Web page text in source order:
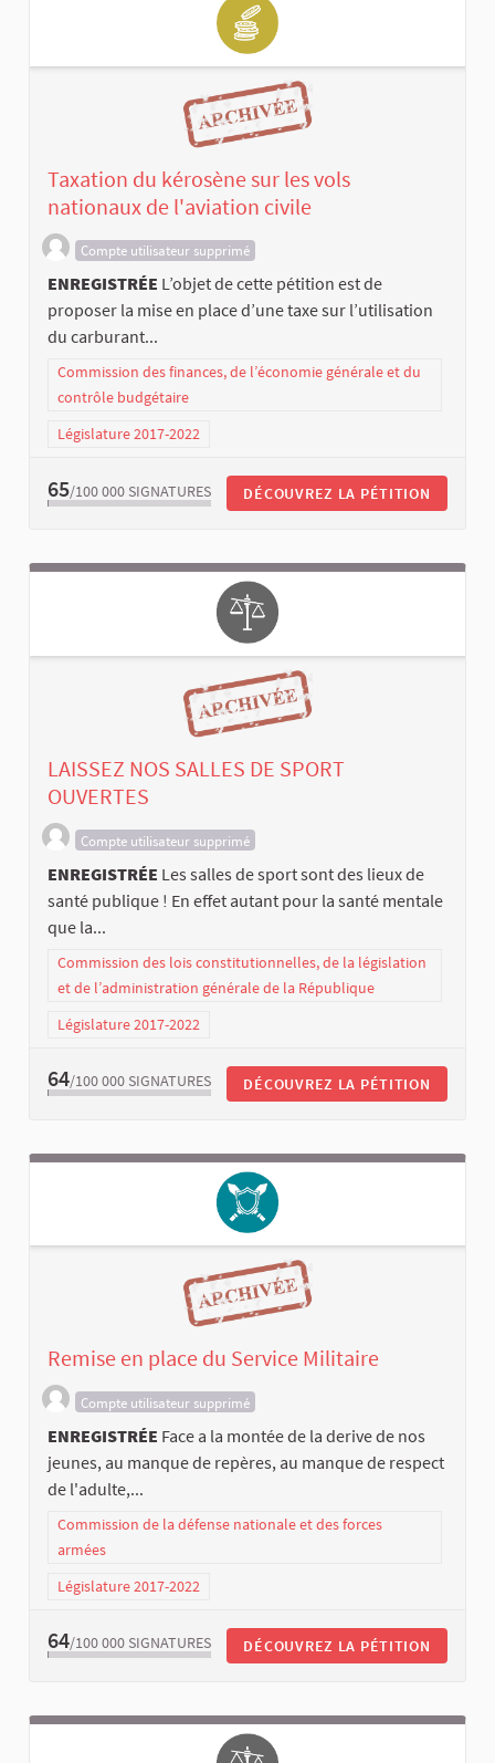
Taxation du kérosène sur les vols
nationaux de l'aviation civile
Compte utilisateur supprimé
ENREGISTRÉE L’objet de cette pétition est de
proposer la mise en place d’une taxe sur l’utilisation
du carburant...
Commission des finances, de l’économie générale et du
contrôle budgétaire
Législature 2017-2022
65/100 000 SIGNATURES DÉCOUVREZ LA PÉTITION
LAISSEZ NOS SALLES DE SPORT
OUVERTES
Compte utilisateur supprimé
ENREGISTRÉE Les salles de sport sont des lieux de
santé publique ! En effet autant pour la santé mentale
que la...
Commission des lois constitutionnelles, de la législation
et de l’administration générale de la République
Législature 2017-2022
64/100 000 SIGNATURES DÉCOUVREZ LA PÉTITION
Remise en place du Service Militaire
Compte utilisateur supprimé
ENREGISTRÉE Face a la montée de la derive de nos
jeunes, au manque de repères, au manque de respect
de l'adulte,...
Commission de la défense nationale et des forces
armées
Législature 2017-2022
64/100 000 SIGNATURES DÉCOUVREZ LA PÉTITION